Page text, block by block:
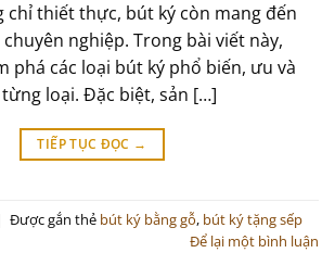
chỉ thiết thực, bút ký còn mang đến
nghiệp. Trong bài viết này,
phá các loại bút ký phổ biến, ưu và
loại. Đặc biệt, sản […]
TIẾP TỤC ĐỌC →
Được gắn thẻ bút ký bằng gỗ, bút ký tặng sếp
Để lại một bình luận